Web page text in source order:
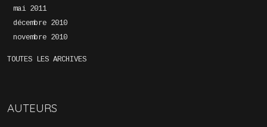
mai 2011
décembre 2010
novembre 2010
TOUTES LES ARCHIVES
AUTEURS